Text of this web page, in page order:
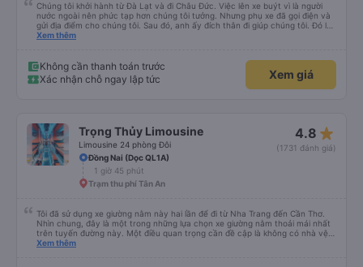
Chúng tôi khởi hành từ Đà Lạt và đi Châu Đức. Việc lên xe buýt vì là người
nước ngoài nên phức tạp hơn chúng tôi tưởng. Nhưng phụ xe đã gọi điện và
gửi địa điểm cho chúng tôi. Sau đó, anh ấy đích thân đi giúp chúng tôi. Đó là
lần đầu tiên đi xe giường nằm với hai đứa trẻ nhỏ khá thú vị. Chúng tôi không
điểm dừng, họ đánh thức chúng tôi dậy và đảm bảo chúng tôi đã sẵn sàng.
Nhìn chung, đó là một trải nghiệm tốt. Mỗi giường đều có gối và chăn, và đủ
chỗ cho 1 người lớn và 1 trẻ em nằm thoải mái.
Xem thêm
Không cần thanh toán trước
Xác nhận chỗ ngay lập tức
Xem giá
Trọng Thủy Limousine
Limousine 24 phòng Đôi
4.8 star_rate
(1731 đánh giá)
Đồng Nai (Dọc QL1A)
1 giờ 45 phút
Trạm thu phí Tân An
Tôi đã sử dụng xe giường nằm này hai lần để đi từ Nha Trang đến Cần Thơ.
Nhìn chung, đây là một trong những lựa chọn xe giường nằm thoải mái nhất
trên tuyến đường này. Một điều quan trọng cần đề cập là không có nhà vệ
sinh trên xe, điều này có thể gây khó chịu trên một hành trình dài xuyên
Xem thêm